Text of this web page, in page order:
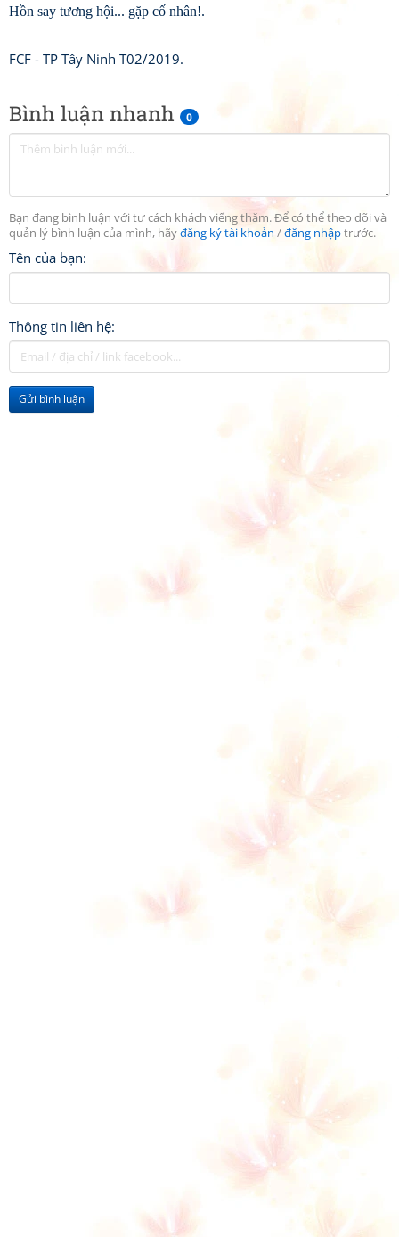
Bình luận nhanh 0
Bạn đang bình luận với tư cách khách viếng thăm. Để có thể theo dõi và
quản lý bình luận của mình, hãyđăng ký tài khoản /đăng nhậptrước.
Tên của bạn:
Thông tin liên hệ:
Gửi bình luận
Hồn say tương hội... gặp cố nhân!.
FCF - TP Tây Ninh T02/2019.